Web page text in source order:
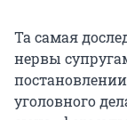
Та самая
нервы
уголовного